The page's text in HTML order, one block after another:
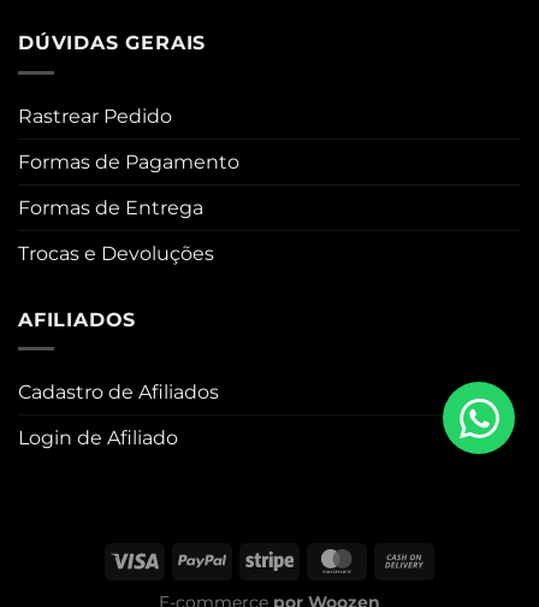
DÚVIDAS GERAIS
Rastrear Pedido
Formas de Pagamento
Formas de Entrega
Trocas e Devoluções
AFILIADOS
Cadastro de Afiliados
Login de Afiliado
Visa PayPal Stripe MasterCard
E-commerce por Woozen